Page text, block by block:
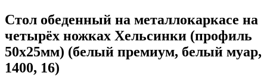
Стол обеденный на металлокаркасе на
четырёх ножках Хельсинки (профиль
50х25мм) (белый премиум, белый муар,
1400, 16)